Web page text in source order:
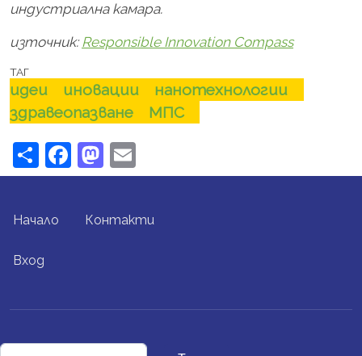
индустриална камара.
източник: Responsible Innovation Compass
ТАГ
идеи иновации
нанотехнологии
здравеопазване
МПС
ShareFacebook
Mastodon
FOOTER MENU
Начало Контакти
USER ACCOUNT MENU
Вход
Търси